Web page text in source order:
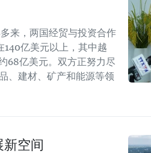
来，两国经贸与投资合作
亿美元以上，其中越
68亿美元。双方正努力尽
、建材、矿产和能源等领
空间